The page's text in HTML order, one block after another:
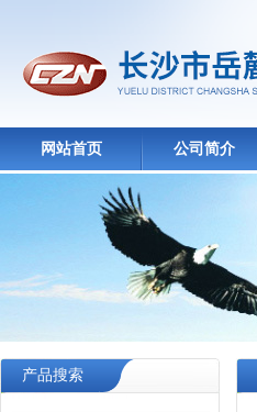
网站首页 公司简介
产品搜索